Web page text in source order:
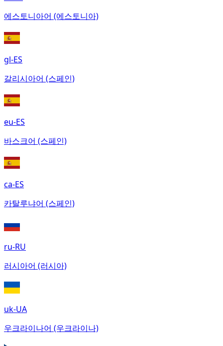
에스토니아어 (에스토니아)
gl-ES
갈리시아어 (스페인)
eu-ES
바스크어 (스페인)
ca-ES
카탈루냐어 (스페인)
ru-RU
러시아어 (러시아)
uk-UA
우크라이나어 (우크라이나)